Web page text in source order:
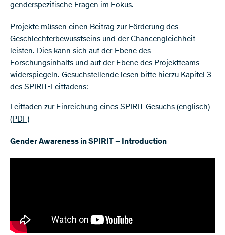
genderspezifische Fragen im Fokus.
Projekte müssen einen Beitrag zur Förderung des
Geschlechterbewusstseins und der Chancengleichheit
leisten. Dies kann sich auf der Ebene des
Forschungsinhalts und auf der Ebene des Projektteams
widerspiegeln. Gesuchstellende lesen bitte hierzu Kapitel 3
des SPIRIT-Leitfadens:
Leitfaden zur Einreichung eines SPIRIT Gesuchs (englisch)
(PDF)
Gender Awareness in SPIRIT – Introduction